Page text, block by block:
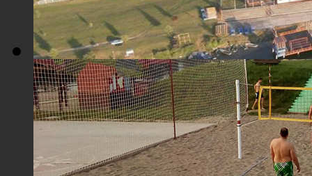
Плажа "Топољар" - Поглед из ваздуха